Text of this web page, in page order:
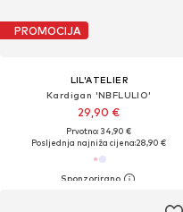
PROMOCIJA
LIL'ATELIER
Kardigan 'NBFLULIO'
29,90 €
Prvotno: 34,90 €
Posljednja najniža cijena:28,90 €